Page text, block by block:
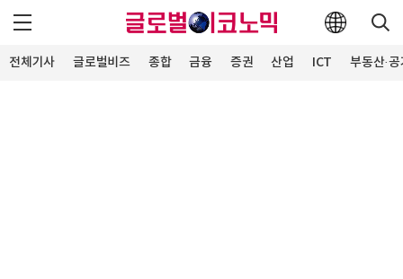
전체기사 글로벌비즈 종합 금융 증권 산업 ICT 부동산·